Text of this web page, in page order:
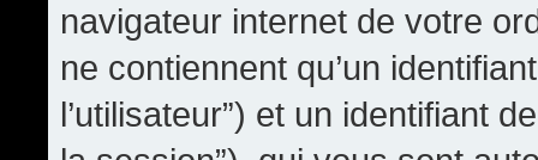
navigateur internet de votre
ne contiennent qu’un
l’utilisateur”) et un identifiant